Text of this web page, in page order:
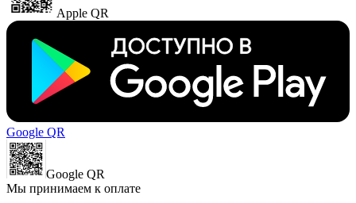
Apple QR
Google QR
Google QR
Мы принимаем к оплате